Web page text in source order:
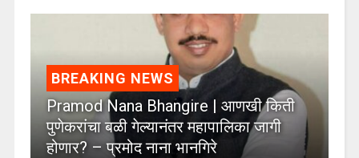
BREAKING NEWS
Pramod Nana Bhangire | आणखी किती
पुणेकरांचा बळी गेल्यानंतर महापालिका जागी
होणार? – प्रमोद नाना भानगिरे